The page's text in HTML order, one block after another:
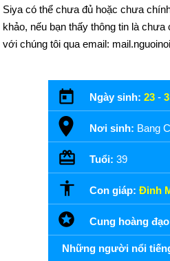
Siya có thể chưa đủ hoặc chưa
khảo, nếu bạn thấy thông tin là
với chúng tôi qua email:
Ngày sinh: 23 - 3
Nơi sinh: Bang
Tuổi: 39
Con giáp: Đinh
Cung hoàng
Những người nổi